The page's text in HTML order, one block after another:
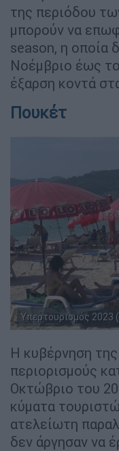
της περιόδου
μπορούν να
season, η οποία
Νοέμβριο έως
έξαρση κοντά
Πουκέτ
Υπερτουρισμός 2023
Η κυβέρνηση
περιορισμούς
Οκτώβριο του
κύματα
ατελείωτη
δεν άργησαν να